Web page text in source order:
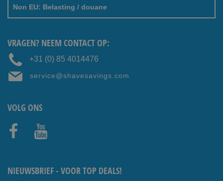
Non EU: Belasting / douane
VRAGEN? NEEM CONTACT OP:
+31 (0) 85 4014476
service@shavesavings.com
VOLG ONS
NIEUWSBRIEF - VOOR TOP DEALS!